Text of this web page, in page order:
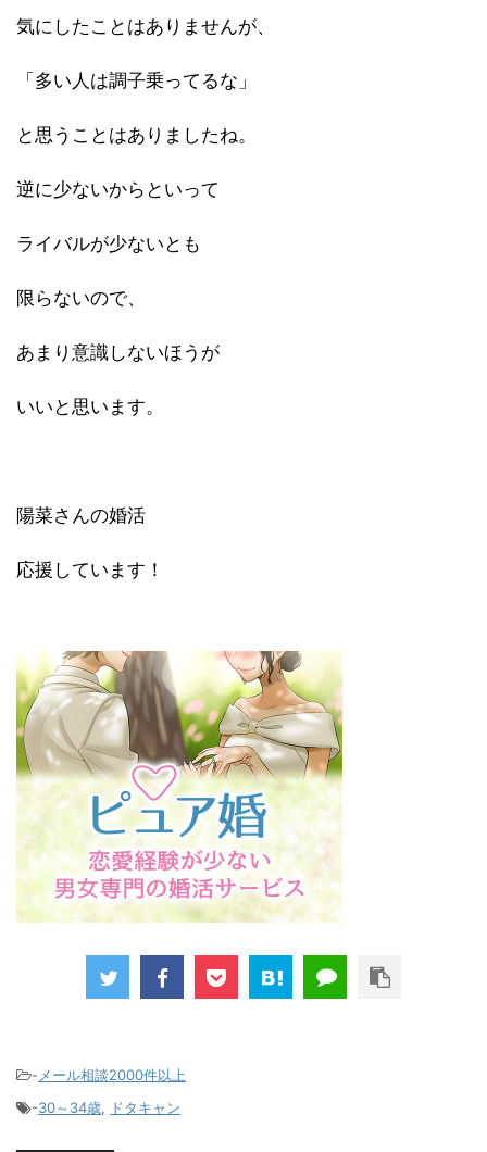
気にしたことはありませんが、
「多い人は調子乗ってるな」
と思うことはありましたね。
逆に少ないからといって
ライバルが少ないとも
限らないので、
あまり意識しないほうが
いいと思います。
陽菜さんの婚活
応援しています！
- メール相談2000件以上
-30～34歳, ドタキャン